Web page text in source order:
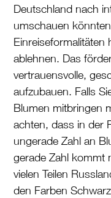
Deutschland nach
umschauen
Einreiseformalitäten
ablehnen. Das
vertrauensvolle,
aufzubauen. Falls
Blumen mitbringen
achten, dass in der
ungerade Zahl an
gerade Zahl kommt
vielen Teilen
den Farben